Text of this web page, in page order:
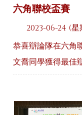
六角聯校盃賽
2023-06-24 (星
恭喜辯論隊在六角
文喬同學獲得最佳